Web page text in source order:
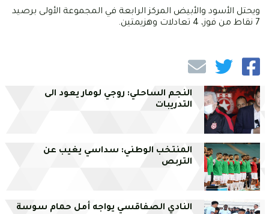
ويحتل الأسود والأبيض المركز الرابعة في المجموعة الأولى برصيد
7 نقاط من فوز، 4 تعادلات وهزيمتين.
النجم الساحلي: روجي لومار يعود الى
التدريبات
المنتخب الوطني: سداسي يغيب عن
التربص
النادي الصفاقسي يواجه أمل حمام سوسة